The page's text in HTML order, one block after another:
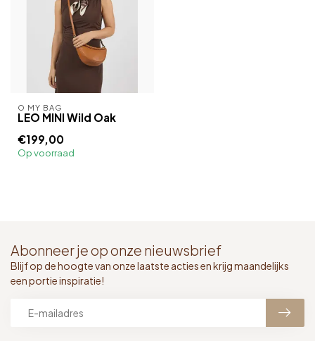
O MY BAG
LEO MINI Wild Oak
€199,00
Op voorraad
Abonneer je op onze nieuwsbrief
Blijf op de hoogte van onze laatste acties en krijg maandelijks
een portie inspiratie!